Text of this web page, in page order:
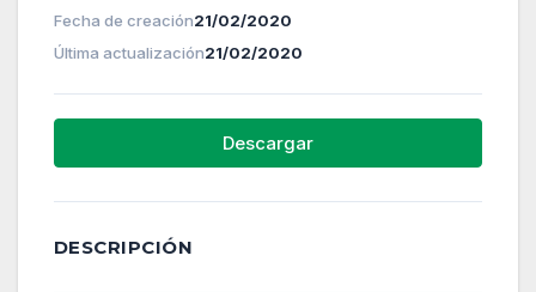
Fecha de creación21/02/2020
Última actualización21/02/2020
Descargar
DESCRIPCIÓN